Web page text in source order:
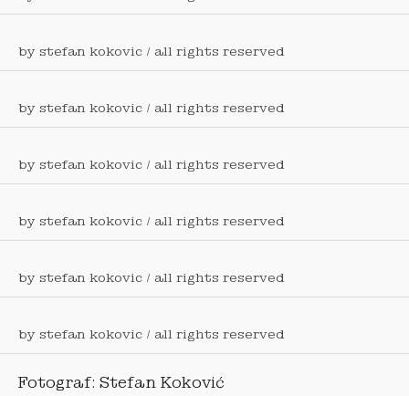
by stefan kokovic / all rights reserved
by stefan kokovic / all rights reserved
by stefan kokovic / all rights reserved
by stefan kokovic / all rights reserved
by stefan kokovic / all rights reserved
by stefan kokovic / all rights reserved
Fotograf: Stefan Koković